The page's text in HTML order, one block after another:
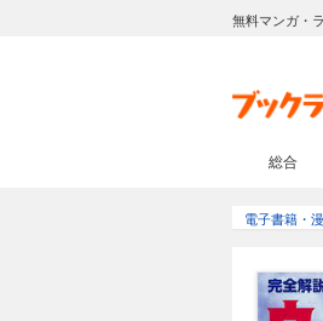
無料マンガ・
総合
電子書籍・